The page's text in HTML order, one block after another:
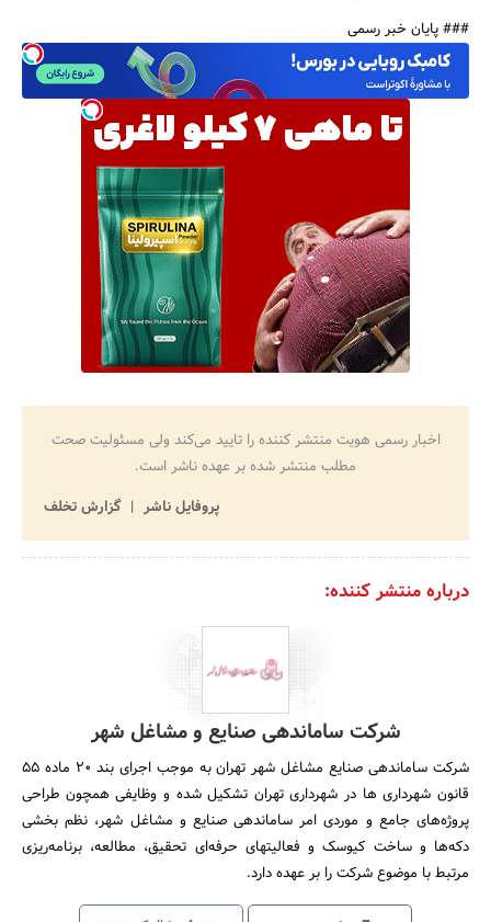
جستجو
### پایان خبر رسمی
اخبار رسمی هویت منتشر کننده را تایید می‌کند ولی مسئولیت صحت
مطلب منتشر شده بر عهده ناشر است.
پروفایل ناشر
گزارش تخلف
درباره منتشر کننده:
شرکت ساماندهی صنایع و مشاغل شهر
شرکت ساماندهی صنایع مشاغل شهر تهران به موجب اجرای بند 20 ماده 55
قانون شهرداری ها در شهرداری تهران تشکیل شده و وظایفی همچون طراحی
پروژه‌های جامع و موردی امر ساماندهی صنایع و مشاغل شهر، نظم بخشی
دکه‌ها و ساخت کیوسک و فعالیتهای حرفه‌ای تحقیق، مطالعه، برنامه‌ریزی
مرتبط با موضوع شرکت را بر عهده دارد.